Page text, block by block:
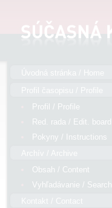
Úvodná stránka / Home
Profil časopisu / Profile
Profil / Profile
Red. rada / Edit. board
Pokyny / Instructions
Archív / Archive
Obsah / Content
Vyhľadávanie / Search
Kontakt / Contact